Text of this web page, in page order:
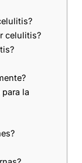
celulitis?
la